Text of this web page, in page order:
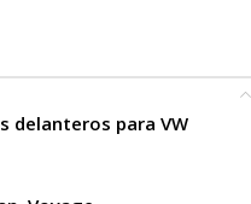
delanteros para VW